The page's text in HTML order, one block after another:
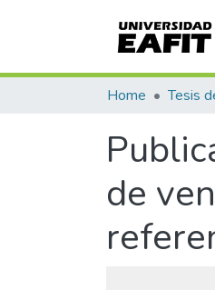
Home Tesis
de